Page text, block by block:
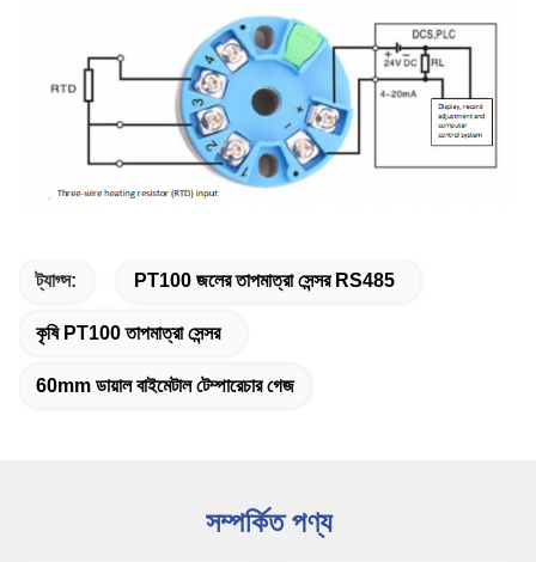
ট্যাগ্স: PT100 জলের তাপমাত্রা সেন্সর RS485
কৃষি PT100 তাপমাত্রা সেন্সর
60mm ডায়াল বাইমেটাল টেম্পারেচার গেজ
সম্পর্কিত পণ্য